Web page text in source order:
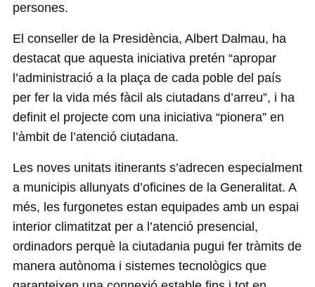
persones.
El conseller de la Presidència, Albert Dalmau, ha
destacat que aquesta iniciativa pretén “apropar
l’administració a la plaça de cada poble del país
per fer la vida més fàcil als ciutadans d’arreu”, i ha
definit el projecte com una iniciativa “pionera” en
l’àmbit de l’atenció ciutadana.
Les noves unitats itinerants s’adrecen especialment
a municipis allunyats d’oficines de la Generalitat. A
més, les furgonetes estan equipades amb un espai
interior climatitzat per a l’atenció presencial,
ordinadors perquè la ciutadania pugui fer tràmits de
manera autònoma i sistemes tecnològics que